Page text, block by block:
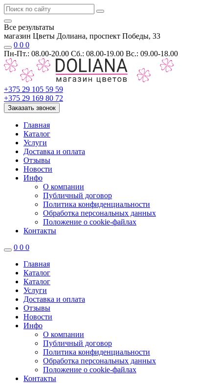
Все результаты
магазин Цветы Долиана, проспект Победы, 33
0 0 0
Пн-Пт.: 08.00-20.00 Сб.: 08.00-19.00 Вс.: 09.00-18.00
+375 29 105 59 59
+375 29 169 80 72
Заказать звонок
Главная
Каталог
Услуги
Доставка и оплата
Отзывы
Новости
Инфо
О компании
Публичный договор
Политика конфиденциальности
Обработка персональных данных
Положение о cookie-файлах
Контакты
0 0 0
Главная
Каталог
Каталог
Услуги
Доставка и оплата
Отзывы
Новости
Инфо
О компании
Публичный договор
Политика конфиденциальности
Обработка персональных данных
Положение о cookie-файлах
Контакты